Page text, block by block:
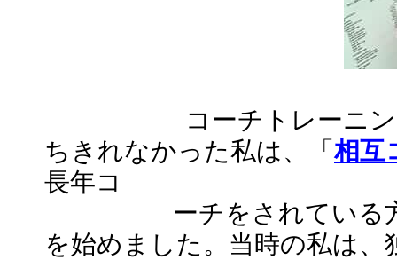
コーチトレーニングプ
ちきれなかった私は、「 相互
長年コ
ーチをされている方々
を始めました。当時の私は